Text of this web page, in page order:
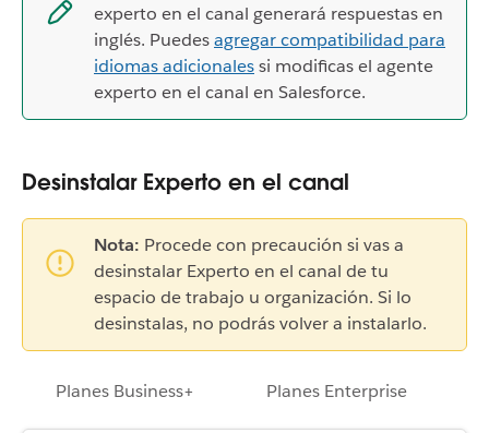
experto en el canal generará respuestas en
inglés. Puedesagregar compatibilidad para
idiomas adicionalessi modificas el agente
experto en el canal en Salesforce.
Desinstalar Experto en el canal
Nota: Procede con precaución si vas a
desinstalar Experto en el canal de tu
espacio de trabajo u organización. Si lo
desinstalas, no podrás volver a instalarlo.
Planes Business+ Planes Enterprise